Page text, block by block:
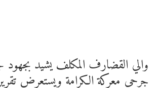
والي القضارف المكلف يشيد بجهود
جرحى معركة الكرامة ويستعرض